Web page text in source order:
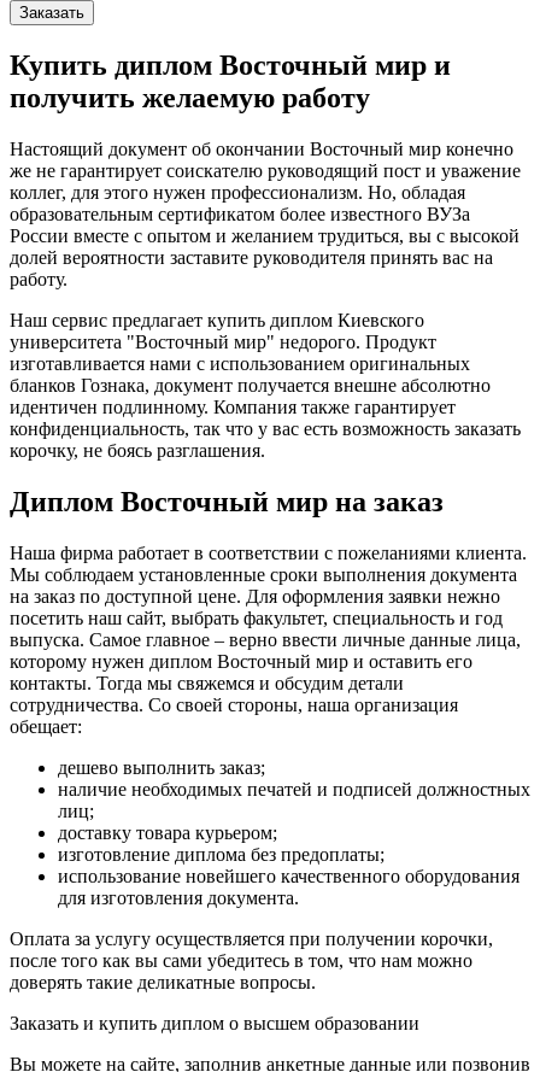
Заказать
Купить диплом Восточный мир и
получить желаемую работу
Настоящий документ об окончании Восточный мир конечно
же не гарантирует соискателю руководящий пост и уважение
коллег, для этого нужен профессионализм. Но, обладая
образовательным сертификатом более известного ВУЗа
России вместе с опытом и желанием трудиться, вы с высокой
долей вероятности заставите руководителя принять вас на
работу.
Наш сервис предлагает купить диплом Киевского
университета "Восточный мир" недорого. Продукт
изготавливается нами с использованием оригинальных
бланков Гознака, документ получается внешне абсолютно
идентичен подлинному. Компания также гарантирует
конфиденциальность, так что у вас есть возможность заказать
корочку, не боясь разглашения.
Диплом Восточный мир на заказ
Наша фирма работает в соответствии с пожеланиями клиента.
Мы соблюдаем установленные сроки выполнения документа
на заказ по доступной цене. Для оформления заявки нежно
посетить наш сайт, выбрать факультет, специальность и год
выпуска. Самое главное – верно ввести личные данные лица,
которому нужен диплом Восточный мир и оставить его
контакты. Тогда мы свяжемся и обсудим детали
сотрудничества. Со своей стороны, наша организация
обещает:
дешево выполнить заказ;
наличие необходимых печатей и подписей должностных
лиц;
доставку товара курьером;
изготовление диплома без предоплаты;
использование новейшего качественного оборудования
для изготовления документа.
Оплата за услугу осуществляется при получении корочки,
после того как вы сами убедитесь в том, что нам можно
доверять такие деликатные вопросы.
Заказать и купить диплом о высшем образовании
Вы можете на сайте, заполнив анкетные данные или позвонив